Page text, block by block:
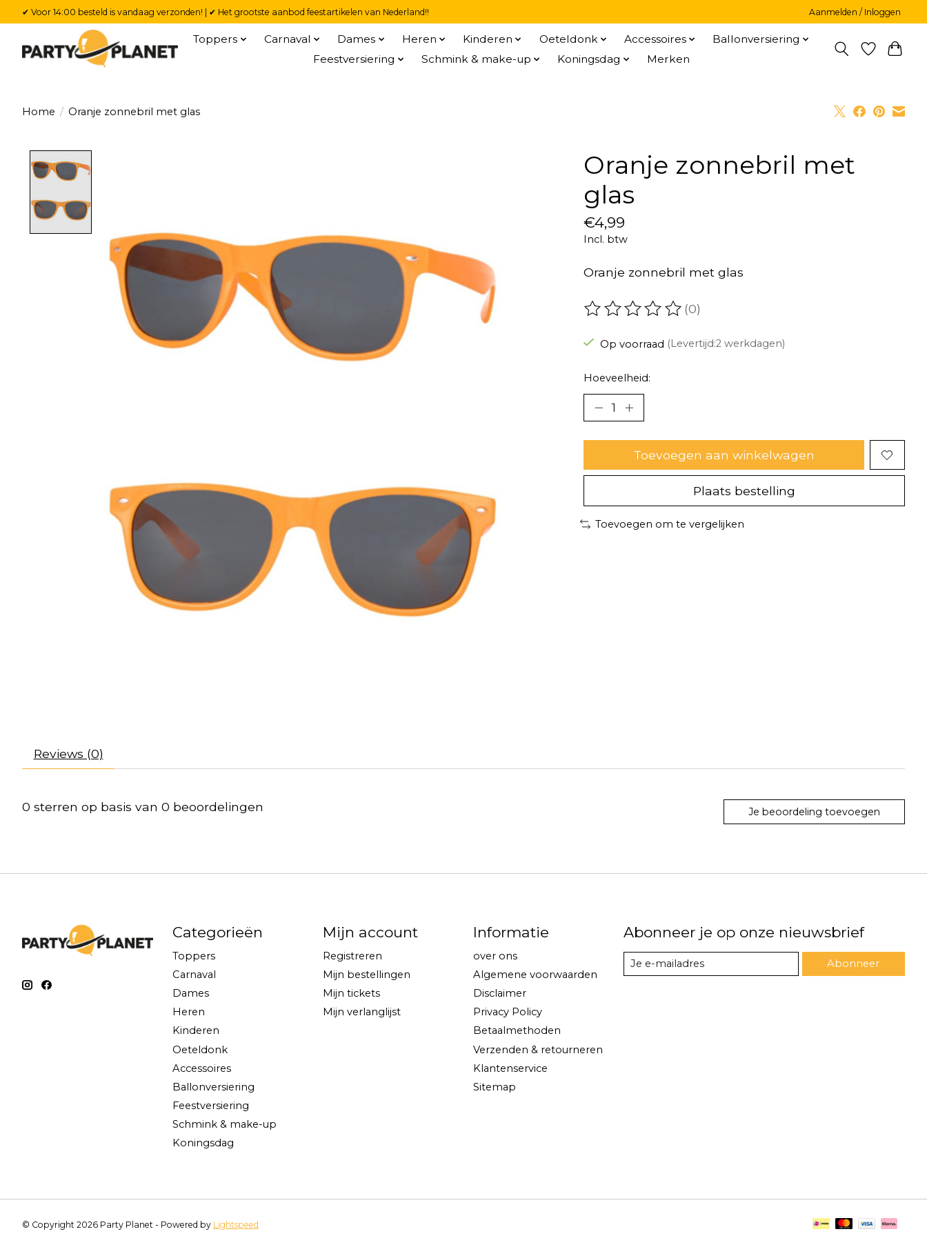
✔ Voor 14:00 besteld is vandaag verzonden! | ✔ Het grootste aanbod feestartikelen van Nederland!! Aanmelden / Inloggen
Toppers Carnaval Dames Heren Kinderen Oeteldonk Accessoires
Ballonversiering
Feestversiering
Schmink & make-up Koningsdag Merken
Home / Oranje zonnebril met glas
Oranje zonnebril met
glas
€4,99
Incl. btw
Oranje zonnebril met glas
De beoordeling van dit product is
(0)
Op voorraad (Levertijd:2 werkdagen)
Hoeveelheid:
Toevoegen aan winkelwagen
Plaats bestelling
Toevoegen om te vergelijken
Reviews (0)
0 sterren op basis van 0 beoordelingen Je beoordeling toevoegen
Categorieën
Toppers
Carnaval
Dames
Heren
Kinderen
Oeteldonk
Accessoires
Ballonversiering
Feestversiering
Schmink & make-up
Koningsdag
Mijn account
Registreren
Mijn bestellingen
Mijn tickets
Mijn verlanglijst
Informatie
over ons
Algemene voorwaarden
Disclaimer
Privacy Policy
Betaalmethoden
Verzenden & retourneren
Klantenservice
Sitemap
Abonneer je op onze nieuwsbrief
Abonneer
© Copyright 2026 Party Planet - Powered by Lightspeed